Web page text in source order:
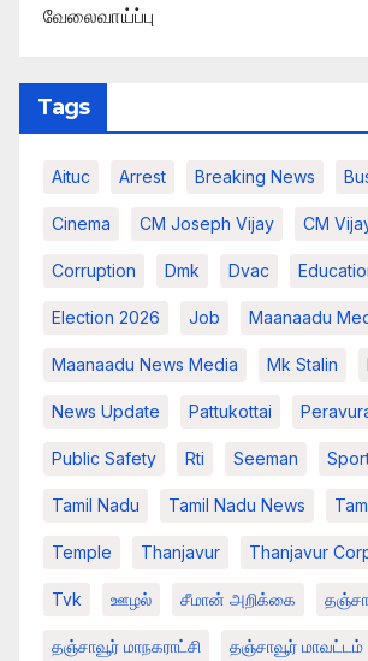
வேலைவாய்ப்பு
Tags
Aituc Arrest Breaking News​
Cinema CM Joseph Vijay CM
Corruption Dmk Dvac
Election 2026 Job Maanaadu
Maanaadu News Media Mk Stalin
News Update Pattukottai
Public Safety Rti Seeman
Tamil Nadu Tamil Nadu News
Temple Thanjavur Thanjavur
Tvk ஊழல் சீமான் அறிக்கை
தஞ்சாவூர் மாநகராட்சி தஞ்சாவூர் மாவட்டம்